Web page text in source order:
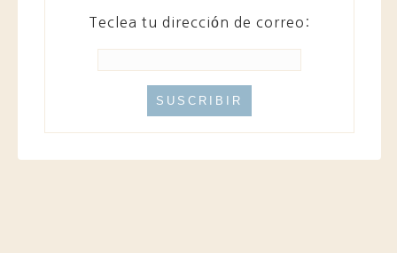
Teclea tu dirección de correo: